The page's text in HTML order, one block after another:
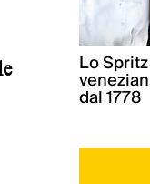
Lo
dal 1778